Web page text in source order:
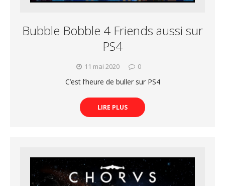
Bubble Bobble 4 Friends aussi sur
PS4
11 mai 2020 0
C’est l’heure de buller sur PS4
LIRE PLUS